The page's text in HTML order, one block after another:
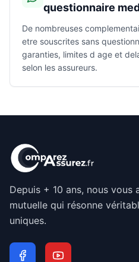
questionnaire
De nombreuses
etre souscrites sans
garanties, limites d age et
selon les assureurs.
Depuis + 10 ans, nous vous
mutuelle qui résonne
uniques.